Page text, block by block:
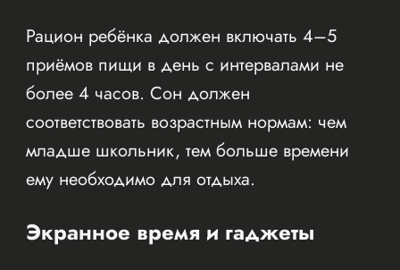
Рацион ребёнка должен включать 4–5
приёмов пищи в день с интервалами не
более 4 часов. Сон должен
соответствовать возрастным нормам: чем
младше школьник, тем больше времени
ему необходимо для отдыха.
Экранное время и гаджеты